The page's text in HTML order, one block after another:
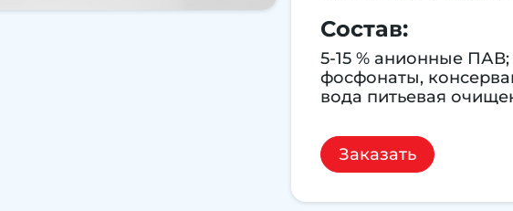
Состав:
5-15 % анионные
фосфонаты,
вода питьевая
Заказать